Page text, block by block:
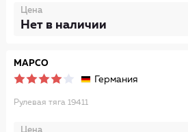
Цена
Нет в наличии
MAPCO
Германия
Рулевая тяга 19411
Цена